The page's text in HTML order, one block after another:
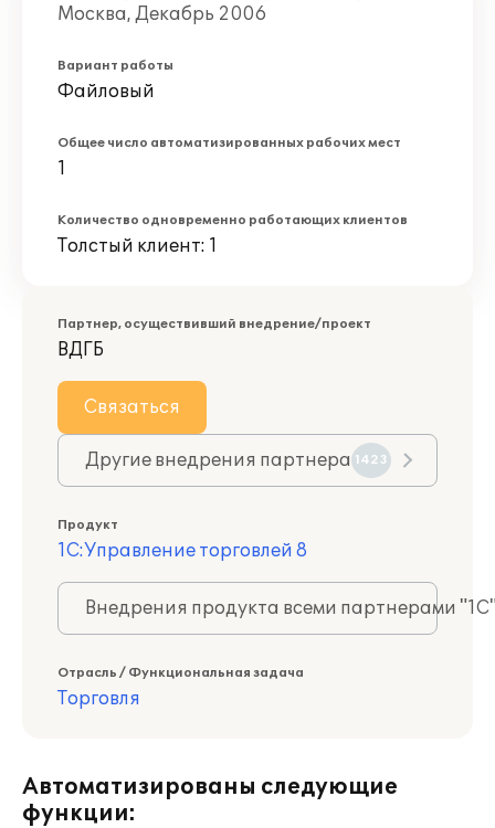
Москва, Декабрь 2006
Вариант работы
Файловый
Общее число автоматизированных рабочих мест
1
Количество одновременно работающих клиентов
Толстый клиент: 1
Партнер, осуществивший внедрение/проект
ВДГБ
Связаться
Другие внедрения партнера 1423
Продукт
1С:Управление торговлей 8
Внедрения продукта всеми партнерами
Отрасль / Функциональная задача
Торговля
Автоматизированы следующие
функции: